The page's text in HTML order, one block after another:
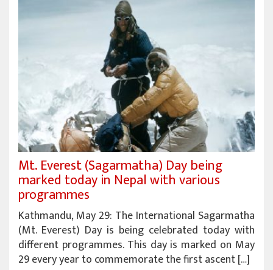
Mt. Everest (Sagarmatha) Day being
marked today in Nepal with various
programmes
Kathmandu, May 29: The International Sagarmatha
(Mt. Everest) Day is being celebrated today with
different programmes. This day is marked on May
29 every year to commemorate the first ascent […]